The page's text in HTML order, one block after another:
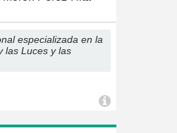
especializada en la
las Luces y las